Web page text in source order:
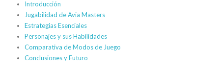
Introducción
Jugabilidad de Avia Masters
Estrategias Esenciales
Personajes y sus Habilidades
Comparativa de Modos de Juego
Conclusiones y Futuro